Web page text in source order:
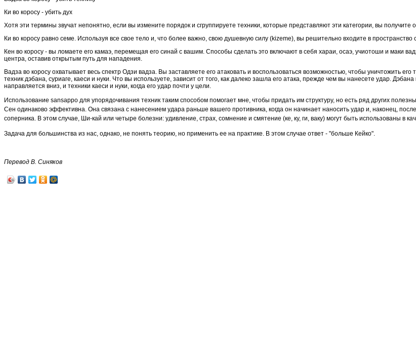
Ки во коросу - убить дух
Хотя эти термины звучат непонятно, если вы измените порядок и сгруппируете техники, которые представляют эти категории, вы получите
Ки во коросу равно семе. Используя все свое тело и, что более важно, свою душевную силу (kizeme), вы решительно входите в
Кен во коросу - вы ломаете его камаэ, перемещая его синай с вашим. Способы сделать это включают в себя хараи, осаэ, учиотоши и маки
центра, оставив открытым путь для нападения.
Вадза во коросу охватывает весь спектр Одзи вадза. Вы заставляете его атаковать и воспользоваться возможностью, чтобы уничтожить
техник дэбана, суриаге, каеси и нуки. Что вы используете, зависит от того, как далеко зашла его атака, прежде чем вы нанесете удар.
направляется вниз, и техники каеси и нуки, когда его удар почти у цели.
Использование sansappo для упорядочивания техник таким способом помогает мне, чтобы придать им структуру, но есть ряд других
Сен одинаково эффективна. Она связана с нанесением удара раньше вашего противника, когда он начинает наносить удар и, наконец,
соперника. В этом случае, Ши-кай или четыре болезни: удивление, страх, сомнение и смятение (ке, ку, ги, ваку) могут быть использованы в
Задача для большинства из нас, однако, не понять теорию, но применить ее на практике. В этом случае ответ - "больше Кейко".
Перевод В. Синяков